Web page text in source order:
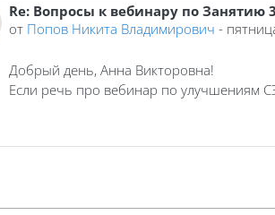
В ответ на Гаврилова Анна Викторовна
Re: Вопросы к вебинару по Занятию
от Попов Никита Владимирович -
Добрый день, Анна Викторовна!
Если речь про вебинар по улучшениям